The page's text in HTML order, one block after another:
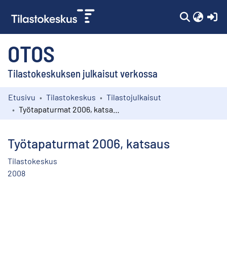
OTOS
Tilastokeskuksen julkaisut verkossa
Kokoelmat
Etusivu Tilastokeskus
Tilastojulkaisut
Työtapaturmat 2006, katsaus
Tilastokeskus
2008